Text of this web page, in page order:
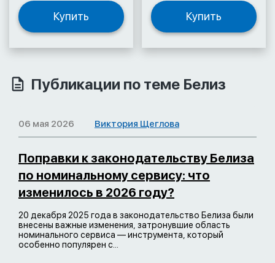
Купить Купить
Публикации по теме Белиз
06 мая 2026 Виктория Щеглова
Поправки к законодательству Белиза
по номинальному сервису: что
изменилось в 2026 году?
20 декабря 2025 года в законодательство Белиза были
внесены важные изменения, затронувшие область
номинального сервиса — инструмента, который
особенно популярен с...